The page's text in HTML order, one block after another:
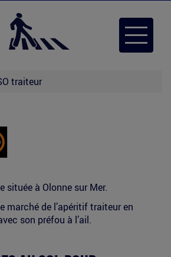
Toggle
traiteur
située à Olonne sur Mer.
marché de l’apéritif traiteur en
son préfou à l’ail.